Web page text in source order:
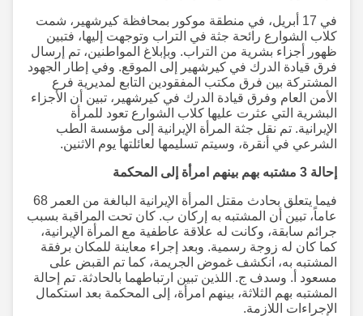
في 17 أبريل، في منطقة موكور بمحافظة كيرشهير، شمت
كلاب الشوارع رائحة جثة في التراب وتوجهت إليها، فتبين
ظهور أجزاء بشرية من التراب. وبإبلاغ المواطنين، تم إرسال
فرق قيادة الدرك في كيرشهير إلى الموقع. وفي إطار الجهود
المشتركة بين فرق مكتب المفقودين التابع لمديرية فرع
الأمن العام وفرق قيادة الدرك في كيرشهير، تبين أن الأجزاء
البشرية التي عثرت عليها كلاب الشوارع تعود للمرأة
الإيرانية. تم نقل جثة المرأة الإيرانية إلى مؤسسة الطب
الشرعي في أنقرة، وسيتم تسليمها لعائلتها يوم الاثنين.
إحالة 3 مشتبه بهم بينهم امرأة إلى المحكمة
فيما يتعلق بحادث مقتل المرأة الإيرانية البالغة من العمر 68
عاماً، تبين أن المشتبه به إركان ب. كان تحت المراقبة بسبب
جرائم سابقة، وكانت له علاقة عاطفية مع المرأة الإيرانية،
كما كان له زوجة رسمية. وبعد إجراء معاينة للمكان برفقة
المشتبه به، انكشف غموض الجريمة، كما تم القبض على
مسعود أ. وسدف ج. اللذين تبين ارتباطهما بالحادثة. تم إحالة
المشتبه بهم الثلاثة، بينهم امرأة، إلى المحكمة بعد استكمال
الإجراءات اللازمة.